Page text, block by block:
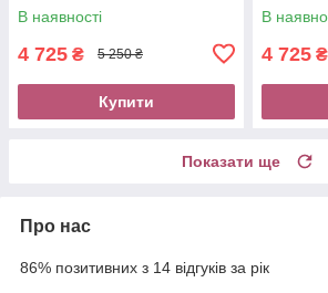
В наявності
4 725 ₴ 5 250 ₴
Купити
В
4 725 ₴
Показати ще
Про нас
86% позитивних з 14 відгуків за рік